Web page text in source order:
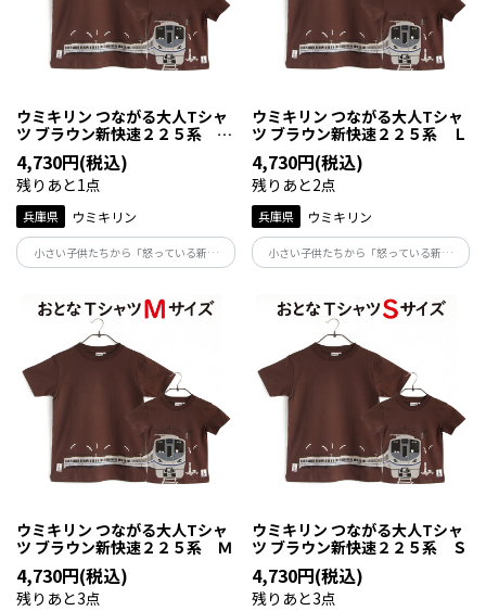
ウミキリン つながる大人Tシャ
ツ ブラウン新快速２２５系 Ｘ
Ｌ
4,730円(税込)
残りあと1点
兵庫県 ウミキリン
小さい子供たちから「怒っている新快
速！」で人気の225系は在来線で一番速い
走る電車ですので、ぜひ親子でＴシャツ
を着て写真を撮ってくださいね。
ウミキリン つながる大人Tシャ
ツ ブラウン新快速２２５系 Ｌ
4,730円(税込)
残りあと2点
兵庫県 ウミキリン
小さい子供たちから「怒っている新快
速！」で人気の225系は在来線で一番速い
走る電車ですので、ぜひ親子でＴシャツ
を着て写真を撮ってくださいね。
ウミキリン つながる大人Tシャ
ツ ブラウン新快速２２５系 Ｍ
4,730円(税込)
残りあと3点
ウミキリン つながる大人Tシャ
ツ ブラウン新快速２２５系 Ｓ
4,730円(税込)
残りあと3点